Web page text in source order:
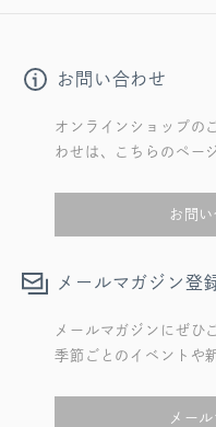
お問い合わせ
オンラインショップの
わせは、こちらのペー
お問
メールマガジン登
メールマガジンにぜひ
季節ごとのイベントや
メー